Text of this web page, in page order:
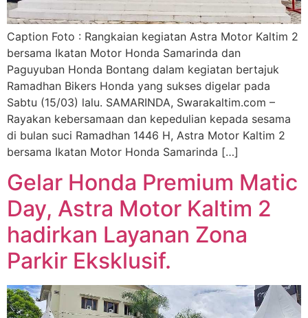
Caption Foto : Rangkaian kegiatan Astra Motor Kaltim 2
bersama Ikatan Motor Honda Samarinda dan
Paguyuban Honda Bontang dalam kegiatan bertajuk
Ramadhan Bikers Honda yang sukses digelar pada
Sabtu (15/03) lalu. SAMARINDA, Swarakaltim.com –
Rayakan kebersamaan dan kepedulian kepada sesama
di bulan suci Ramadhan 1446 H, Astra Motor Kaltim 2
bersama Ikatan Motor Honda Samarinda […]
Gelar Honda Premium Matic
Day, Astra Motor Kaltim 2
hadirkan Layanan Zona
Parkir Eksklusif.